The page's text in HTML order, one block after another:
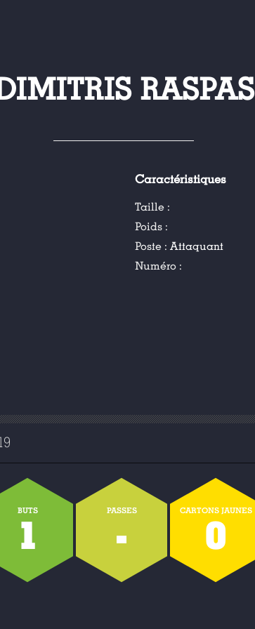
RASPAS
Caractéristiques
Taille :
Poids :
Poste :Attaquant
Numéro :
BUTS
1
PASSES
-
CARTONS JAUNES
0